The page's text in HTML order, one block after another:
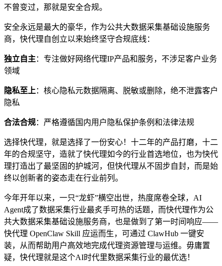
不曾变过，那就是安全合规。
安全永远是最大的豪华，作为公共大数据采集基础设施服务
商，快代理自创立以来始终坚守合规底线：
独立自主 ：专注做好网络代理IP产品和服务，不涉足客户业务
领域
隐私至上 ：核心隐私元数据隔离、脱敏或删除，绝不泄露客户
隐私
合法合规：严格遵循国内用户隐私保护条例和法律法规
选择快代理，就是选择了一份安心！十二年的产品打磨，十二
年的合规坚守，造就了快代理如今的行业首选地位，也为快代
理打造出了最坚固的护城河，但快代理从不固步自封，而是始
终以创新者的姿态走在行业前列。
今年开年以来，一只“龙虾”横空出世，热度席卷全球，AI
Agent成了数据采集行业最炙手可热的话题，而快代理作为公
共大数据采集基础设施服务商，也是做到了第一时间响应——
快代理 OpenClaw Skill 应运而生，可通过 ClawHub 一键安
装，从而帮助用户高效地完成代理资源管理与运维。毋庸置
疑，快代理就是这个AI时代里数据采集行业的最优选！